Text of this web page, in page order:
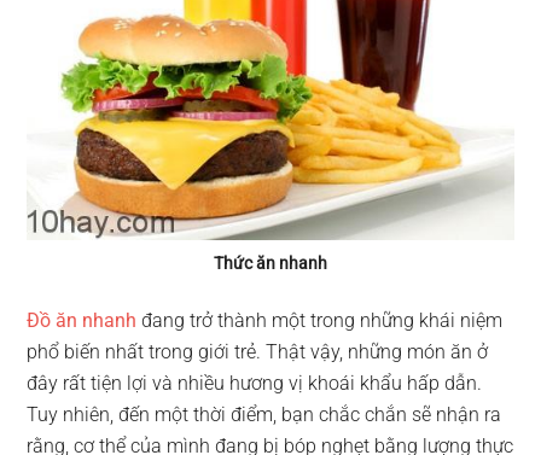
Thức ăn nhanh
Đồ ăn nhanh đang trở thành một trong những khái niệm
phổ biến nhất trong giới trẻ. Thật vậy, những món ăn ở
đây rất tiện lợi và nhiều hương vị khoái khẩu hấp dẫn.
Tuy nhiên, đến một thời điểm, bạn chắc chắn sẽ nhận ra
rằng, cơ thể của mình đang bị bóp nghẹt bằng lượng thực